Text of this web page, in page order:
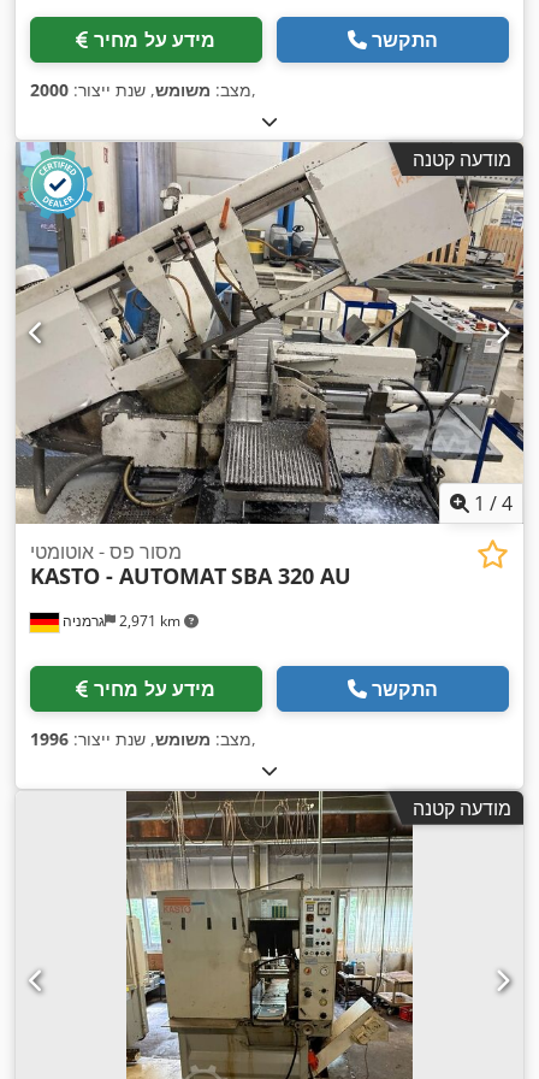
מידע על מחיר התקשר
מצב: משומש, שנת ייצור: 2000 ,
מודעה קטנה
1 /4
גרמניה 2,971 km
מסור פס - אוטומטי
KASTO - AUTOMATSBA 320 AU
מידע על מחיר התקשר
מצב: משומש, שנת ייצור: 1996 ,
מודעה קטנה